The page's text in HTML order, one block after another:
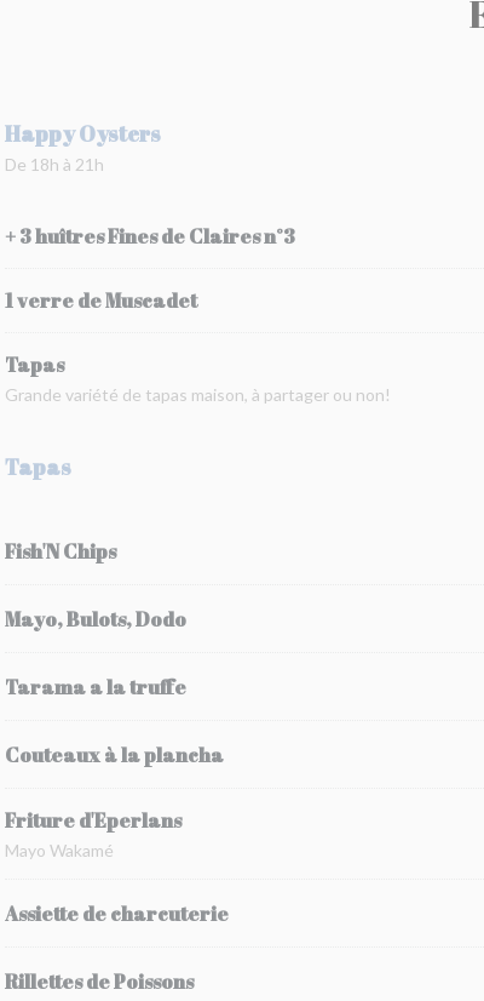
Happy Oysters
De 18h à 21h
+ 3 huîtres Fines de Claires n°3
1 verre de Muscadet
Tapas
Grande variété de tapas maison, à partager ou non!
Tapas
Fish'N Chips
Mayo, Bulots, Dodo
Tarama a la truffe
Couteaux à la plancha
Friture d'Eperlans
Mayo Wakamé
Assiette de charcuterie
Rillettes de Poissons